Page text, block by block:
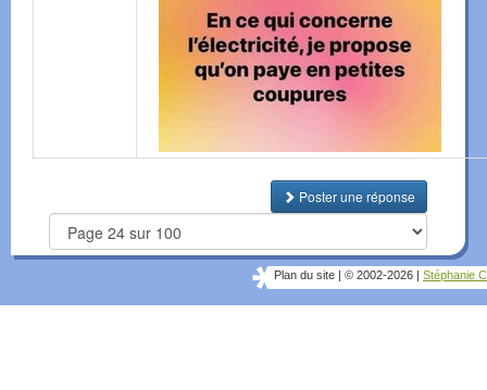
Poster une réponse
Plan du site © 2002-2026 Stéphanie C